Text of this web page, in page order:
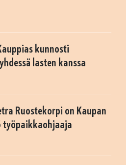
kunnosti
lasten kanssa
Ruostekorpi on Kaupan
työpaikkaohjaaja